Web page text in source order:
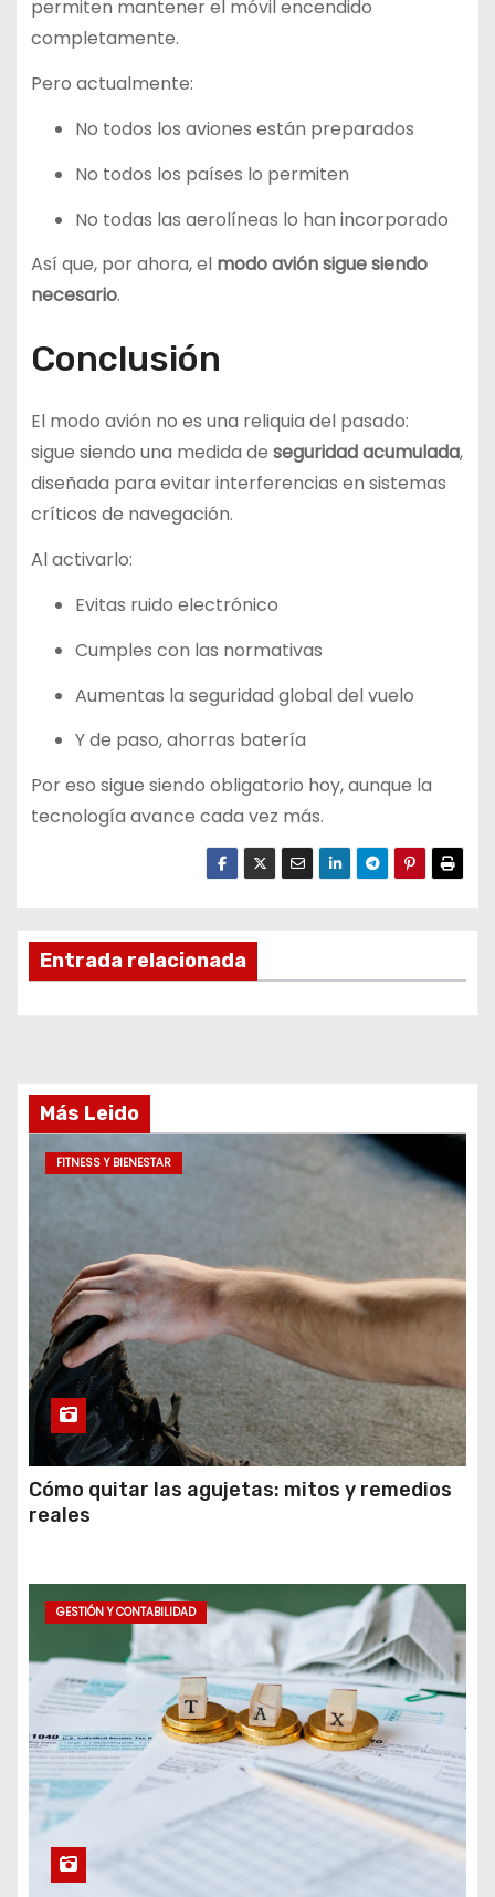
permiten mantener el móvil encendido
completamente.
Pero actualmente:
No todos los aviones están preparados
No todos los países lo permiten
No todas las aerolíneas lo han incorporado
Así que, por ahora, el modo avión sigue siendo
necesario.
Conclusión
El modo avión no es una reliquia del pasado:
sigue siendo una medida de seguridad acumulada,
diseñada para evitar interferencias en sistemas
críticos de navegación.
Al activarlo:
Evitas ruido electrónico
Cumples con las normativas
Aumentas la seguridad global del vuelo
Y de paso, ahorras batería
Por eso sigue siendo obligatorio hoy, aunque la
tecnología avance cada vez más.
Entrada relacionada
Más Leido
FITNESS Y BIENESTAR
Cómo quitar las agujetas: mitos y remedios
reales
GESTIÓN Y CONTABILIDAD